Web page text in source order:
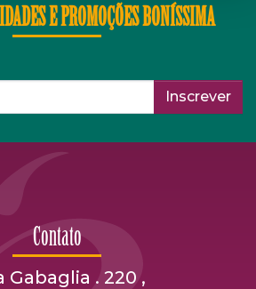
E PROMOÇÕES BONÍSSIMA
Inscrever
Contato
Gabaglia . 220 ,